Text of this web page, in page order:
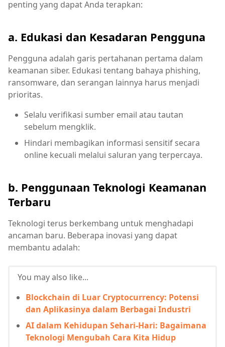
penting yang dapat Anda terapkan:
a. Edukasi dan Kesadaran Pengguna
Pengguna adalah garis pertahanan pertama dalam
keamanan siber. Edukasi tentang bahaya phishing,
ransomware, dan serangan lainnya harus menjadi
prioritas.
Selalu verifikasi sumber email atau tautan
sebelum mengklik.
Hindari membagikan informasi sensitif secara
online kecuali melalui saluran yang terpercaya.
b. Penggunaan Teknologi Keamanan
Terbaru
Teknologi terus berkembang untuk menghadapi
ancaman baru. Beberapa inovasi yang dapat
membantu adalah:
You may also like...
Blockchain di Luar Cryptocurrency: Potensi
dan Aplikasinya dalam Berbagai Industri
AI dalam Kehidupan Sehari-Hari: Bagaimana
Teknologi Mengubah Cara Kita Hidup